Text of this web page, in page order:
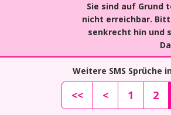
Sie sind auf Grund
nicht erreichbar.
senkrecht hin und
Weitere SMS Sprüche
<< < 1 2